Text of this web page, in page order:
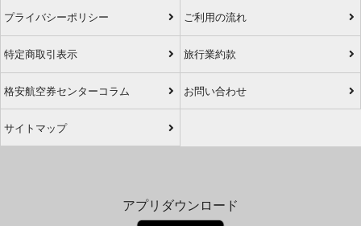
プライバシーポリシー ご利用の流れ
特定商取引表示 旅行業約款
格安航空券センターコラム お問い合わせ
サイトマップ
アプリダウンロード